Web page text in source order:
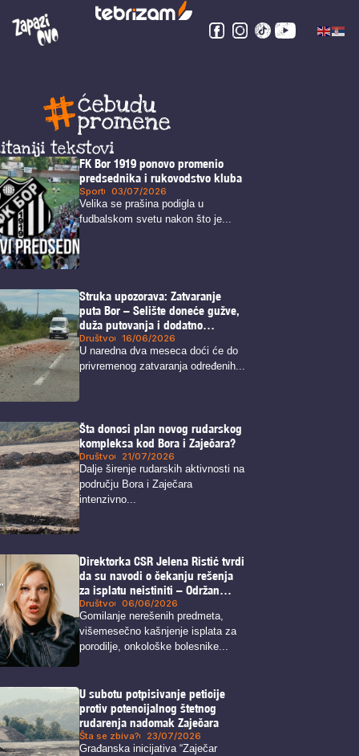
tekstovi
FK Bor 1919 ponovo promenio
predsednika i rukovodstvo kluba
Sport 03/07/2026
Velika se prašina podigla u
fudbalskom svetu nakon što je...
Struka upozorava: Zatvaranje
puta Bor – Selište doneće gužve,
duža putovanja i dodatno
opterećenje alternativnih pravaca
Društvo 16/06/2026
U naredna dva meseca doći će do
privremenog zatvaranja određenih...
Šta donosi plan novog rudarskog
kompleksa kod Bora i Zaječara?
Društvo 21/07/2026
Dalje širenje rudarskih aktivnosti na
području Bora i Zaječara
intenzivno...
Direktorka CSR Jelena Ristić tvrdi
da su navodi o čekanju rešenja
za isplatu neistiniti – Održan
protest ispred CSR
Društvo 06/06/2026
Gomilanje nerešenih predmeta,
višemesečno kašnjenje isplata za
porodilje, onkološke bolesnike...
U subotu potpisivanje peticije
protiv potencijalnog štetnog
rudarenja nadomak Zaječara
Šta se zbiva? 23/07/2026
Građanska inicijativa “Zaječar